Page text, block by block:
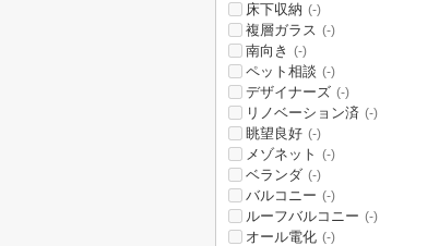
床下収納 (-)
複層ガラス (-)
南向き (-)
ペット相談 (-)
デザイナーズ (-)
リノベーション済 (-)
眺望良好 (-)
メゾネット (-)
ベランダ (-)
バルコニー (-)
ルーフバルコニー (-)
オール電化 (-)